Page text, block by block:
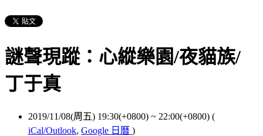
謎聲現蹤：心縱樂園/夜貓族/
丁于真
2019/11/08(周五) 19:30(+0800) ~ 22:00(+0800) (
iCal/Outlook, Google 日曆 )